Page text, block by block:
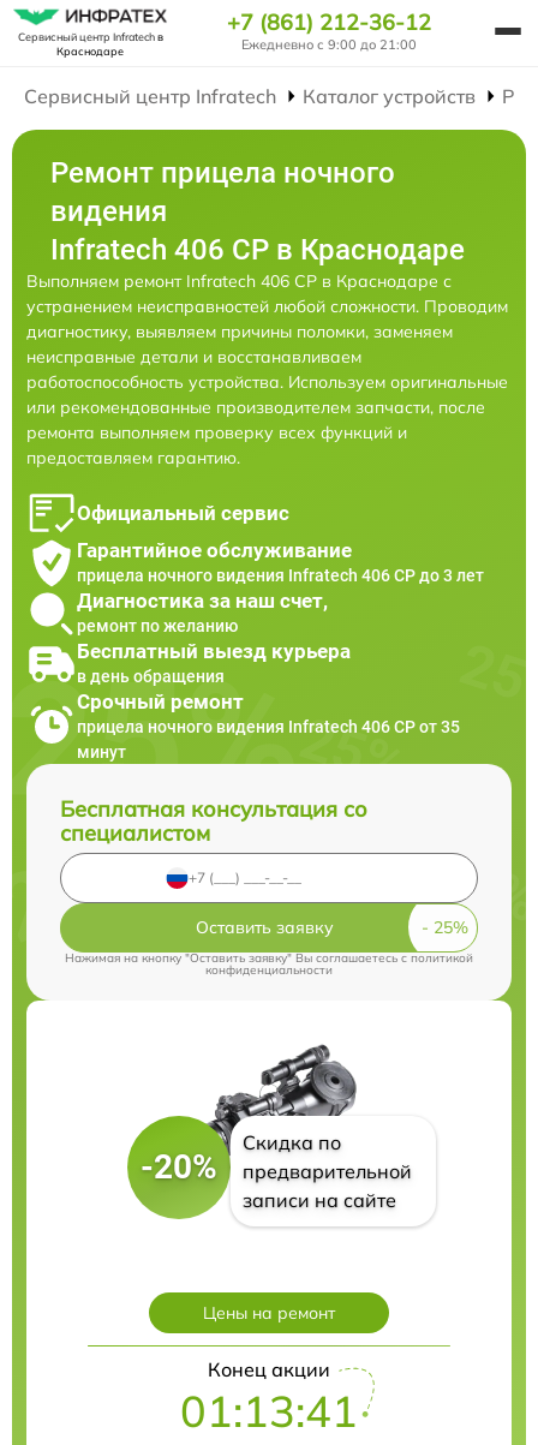
Сервисный центр Infratechв
Краснодаре
+7 (861) 212-36-12
Ежедневно с 9:00 до 21:00
Сервисный центр Infratech Каталог устройств
Ремонт прицела ночного
видения
Infratech 406 СР в Краснодаре
Выполняем ремонт Infratech 406 СР в Краснодаре с
устранением неисправностей любой сложности. Проводим
диагностику, выявляем причины поломки, заменяем
неисправные детали и восстанавливаем
работоспособность устройства. Используем оригинальные
или рекомендованные производителем запчасти, после
ремонта выполняем проверку всех функций и
предоставляем гарантию.
Официальный сервис
Гарантийное обслуживание
прицела ночного видения Infratech 406 СР до 3 лет
Диагностика за наш счет,
ремонт по желанию
Бесплатный выезд курьера
в день обращения
Срочный ремонт
прицела ночного видения Infratech 406 СР от 35
минут
Бесплатная консультация со
специалистом
Оставить заявку
Нажимая на кнопку "Оставить заявку" Вы соглашаетесь cполитикой
конфиденциальности
-20%
Скидка по
предварительной
записи на сайте
Цены на ремонт
Конец акции
01:13:40